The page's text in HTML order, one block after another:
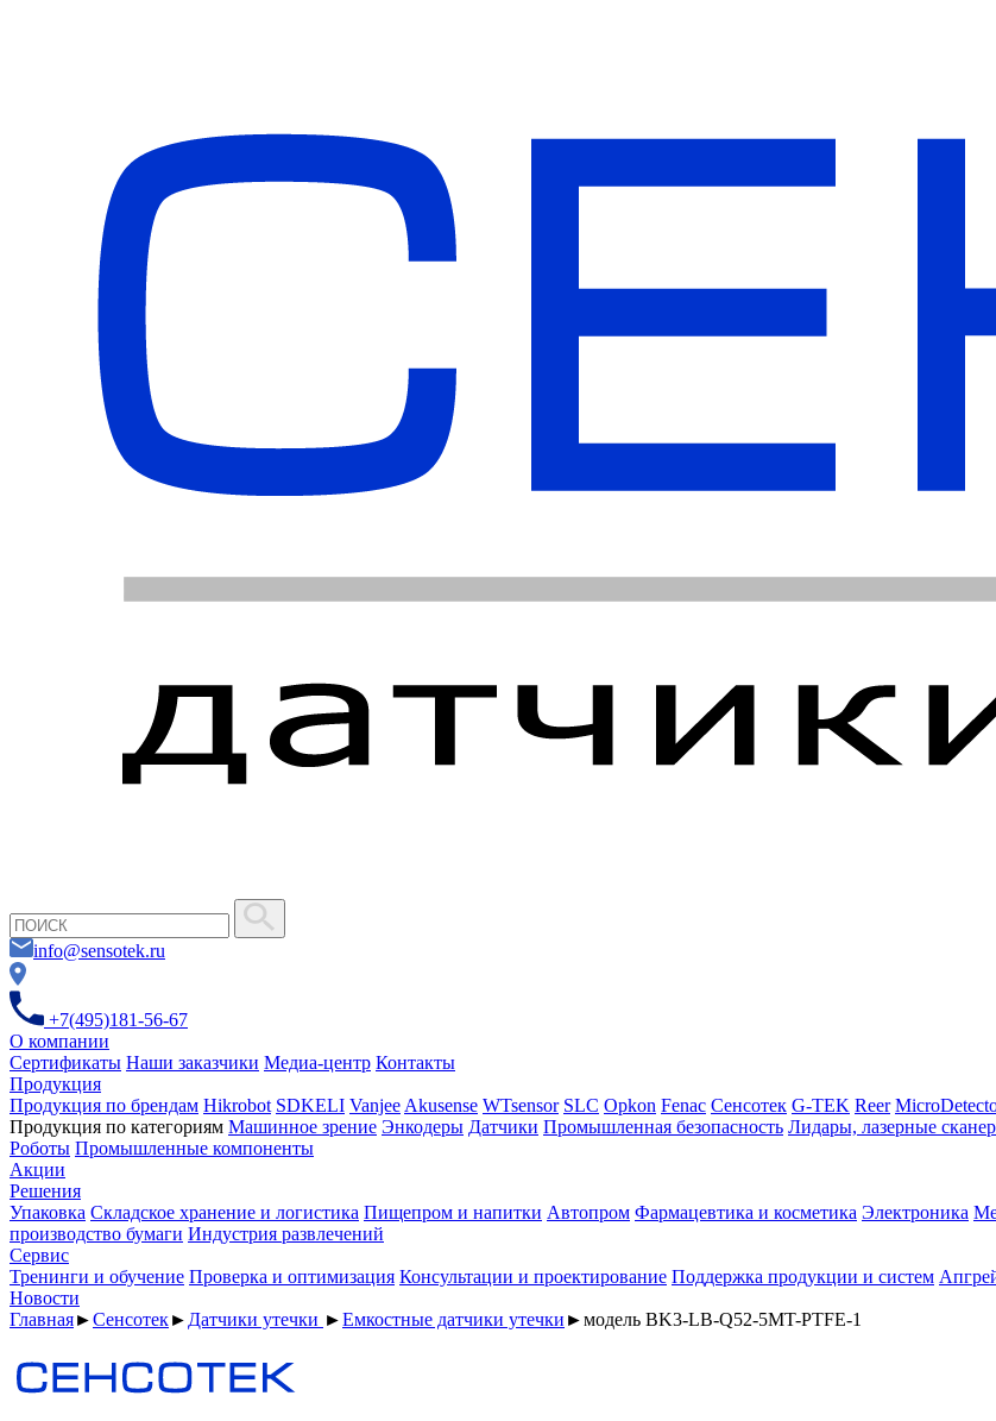
info@sensotek.ru
+7(495)181-56-67
О компании
Сертификаты Наши заказчики Медиа-центр Контакты
Продукция
Продукция по брендам Hikrobot SDKELI Vanjee Akusense WTsensor SLC Opkon Fenac Сенсотек G-TEK Reer
Продукция по категориям Машинное зрение Энкодеры Датчики Промышленная безопасность Лидары, лазерные
Роботы Промышленные компоненты
Акции
Решения
Упаковка Складское хранение и логистика Пищепром и напитки Автопром Фармацевтика и косметика Электроника
производство бумаги Индустрия развлечений
Сервис
Тренинги и обучение Проверка и оптимизация Консультации и проектирование Поддержка продукции и систем
Новости
Главная►Сенсотек► Датчики утечки ►Емкостные датчики утечки ►модель BK3-LB-Q52-5MT-PTFE-1